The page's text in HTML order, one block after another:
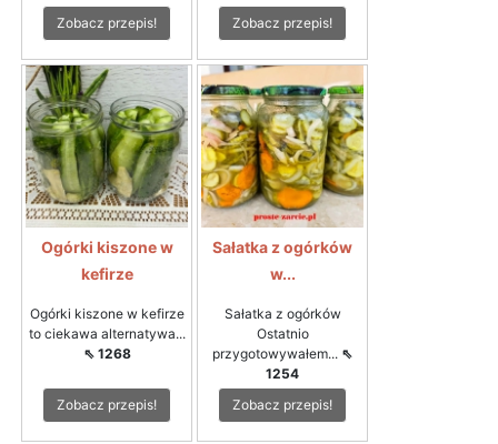
Zobacz przepis! Zobacz przepis!
Ogórki kiszone w
kefirze
Ogórki kiszone w kefirze
to ciekawa alternatywa...
⇖ 1268
Zobacz przepis!
Sałatka z ogórków
w...
Sałatka z ogórków
Ostatnio
przygotowywałem... ⇖
1254
Zobacz przepis!